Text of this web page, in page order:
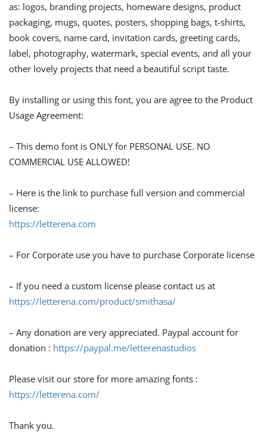
as: logos, branding projects, homeware designs, product
packaging, mugs, quotes, posters, shopping bags, t-shirts,
book covers, name card, invitation cards, greeting cards,
label, photography, watermark, special events, and all your
other lovely projects that need a beautiful script taste.
By installing or using this font, you are agree to the Product
Usage Agreement:
– This demo font is ONLY for PERSONAL USE. NO
COMMERCIAL USE ALLOWED!
– Here is the link to purchase full version and commercial
license:
https://letterena.com
– For Corporate use you have to purchase Corporate license
– If you need a custom license please contact us at
https://letterena.com/product/smithasa/
– Any donation are very appreciated. Paypal account for
donation : https://paypal.me/letterenastudios
Please visit our store for more amazing fonts :
https://letterena.com/
Thank you.